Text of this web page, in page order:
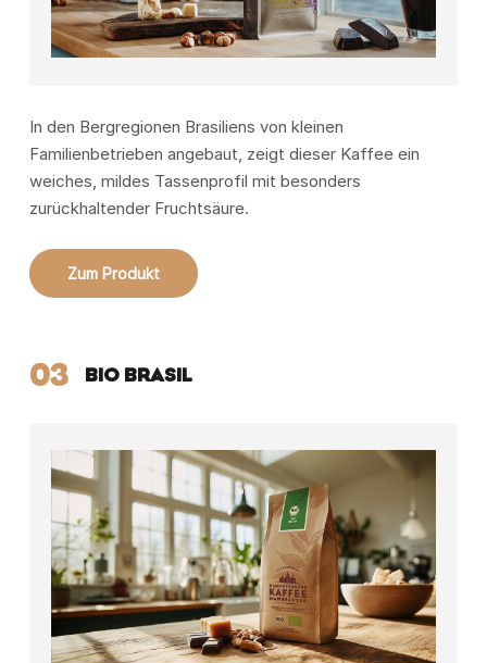
In den Bergregionen Brasiliens von kleinen
Familienbetrieben angebaut, zeigt dieser Kaffee ein
weiches, mildes Tassenprofil mit besonders
zurückhaltender Fruchtsäure.
Zum Produkt
03 BIO BRASIL